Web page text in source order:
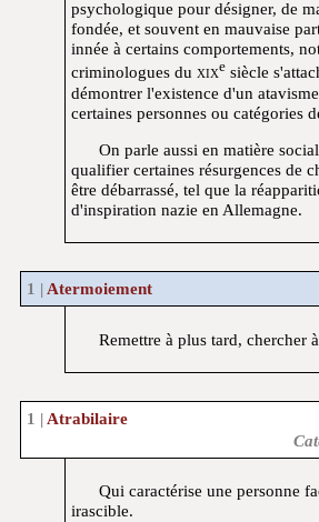
psychologique pour désigner, de
fondée, et souvent en mauvaise
innée à certains comportements,
criminologues du xixe siècle
démontrer l'existence d'un
certaines personnes ou catégories
On parle aussi en matière
qualifier certaines résurgences de
être débarrassé, tel que la
d'inspiration nazie en Allemagne.
Atermoiement
Remettre à plus tard, chercher
Atrabilaire
Qui caractérise une personne facilement inquiète ou
irascible.